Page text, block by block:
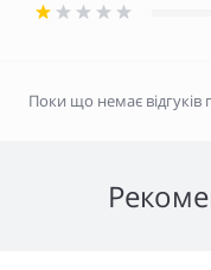
Поки що немає відгуків